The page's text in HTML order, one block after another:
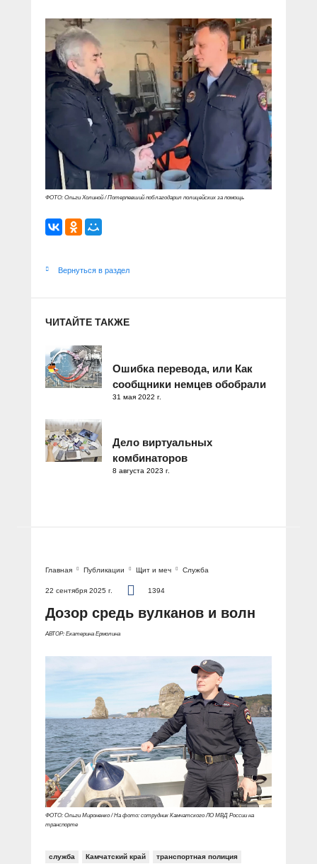
ФОТО: Ольги Холиной / Потерпевший поблагодарил полицейских за помощь
Вернуться в раздел
ЧИТАЙТЕ ТАКЖЕ
Ошибка перевода, или Как
сообщники немцев обобрали
31 мая 2022 г.
Дело виртуальных
комбинаторов
8 августа 2023 г.
Главная Публикации Щит и меч Служба
22 сентября 2025 г. 1394
Дозор средь вулканов и волн
АВТОР: Екатерина Ермолина
ФОТО: Ольги Мироненко / На фото: сотрудник Камчатского ЛО МВД России на
транспорте
служба Камчатский край транспортная полиция